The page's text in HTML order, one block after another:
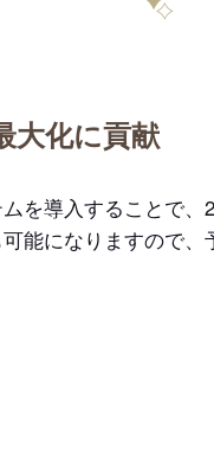
大化に貢献
を導入することで、
能になりますので、